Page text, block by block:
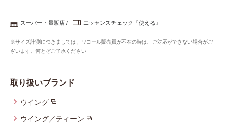
スーパー・量販店 エッセンスチェック『使える』
※サイズ計測につきましては、ワコール販売員が不在の時は、ご対応ができない場合がご
ざいます。何とぞご了承ください
取り扱いブランド
ウイング
ウイング／ティーン